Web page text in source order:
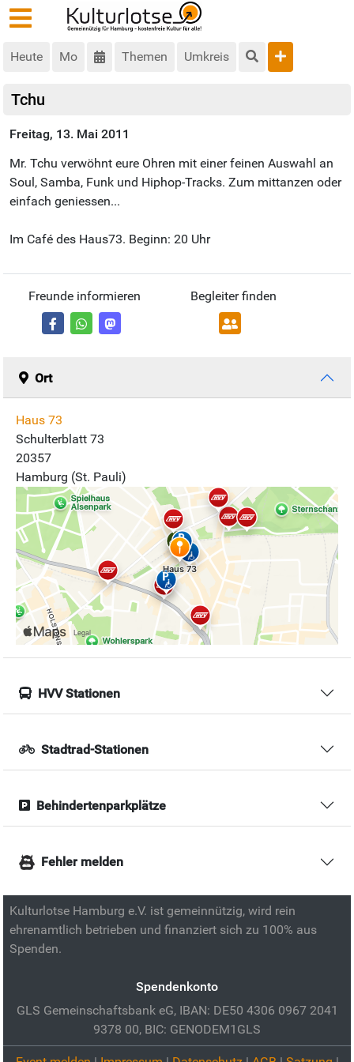
Heute Mo Themen Umkreis
Tchu
Freitag, 13. Mai 2011
Mr. Tchu verwöhnt eure Ohren mit einer feinen Auswahl an
Soul, Samba, Funk und Hiphop-Tracks. Zum mittanzen oder
einfach geniessen...
Im Café des Haus73. Beginn: 20 Uhr
Freunde informieren Begleiter finden
Ort
Haus 73
Schulterblatt 73
20357
Hamburg (St. Pauli)
HVV Stationen
Stadtrad-Stationen
Behindertenparkplätze
Fehler melden
Kulturlotse Hamburg e.V. ist gemeinnützig, wird rein
ehrenamtlich betrieben und finanziert sich zu 100% aus
Spenden.
Spendenkonto
GLS Gemeinschaftsbank eG, IBAN: DE50 4306 0967 2041
9378 00, BIC: GENODEM1GLS